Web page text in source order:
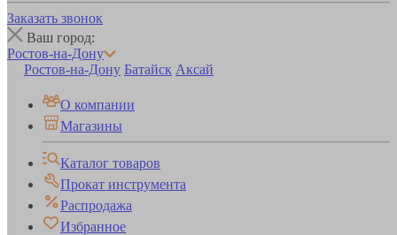
Заказать звонок
Ваш город:
Ростов-на-Дону
Ростов-на-Дону Батайск Аксай
О компании
Магазины
Каталог товаров
Прокат инструмента
Распродажа
Избранное